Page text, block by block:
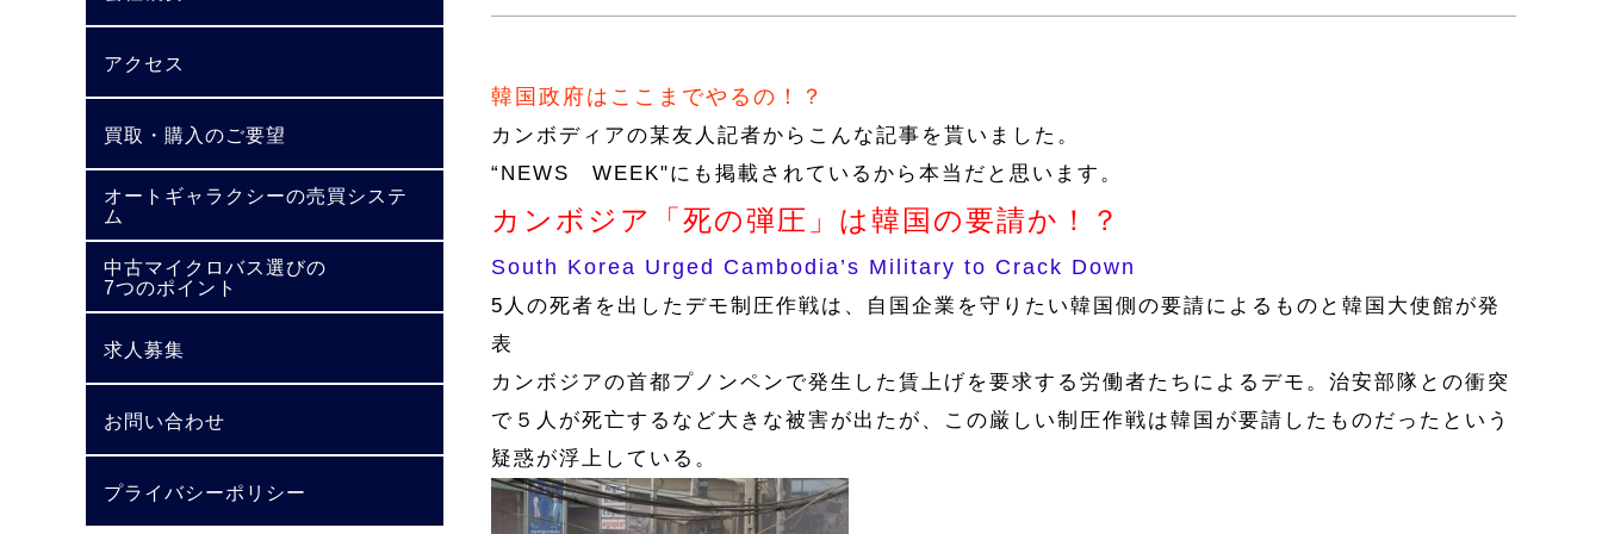
韓国政府はここまでやるの！？
カンボディアの某友人記者からこんな記事を貰いました。
“NEWS WEEK"にも掲載されているから本当だと思います。
カンボジア「死の弾圧」は韓国の要請か！？
South Korea Urged Cambodia’s Military to Crack Down
5人の死者を出したデモ制圧作戦は、自国企業を守りたい韓国側の要請によるものと韓国大使館が発
表
カンボジアの首都プノンペンで発生した賃上げを要求する労働者たちによるデモ。治安部隊との衝突
で５人が死亡するなど大きな被害が出たが、この厳しい制圧作戦は韓国が要請したものだったという
疑惑が浮上している。
アクセス
買取・購入のご要望
オートギャラクシーの売買システ
ム
中古マイクロバス選びの
7つのポイント
求人募集
お問い合わせ
プライバシーポリシー